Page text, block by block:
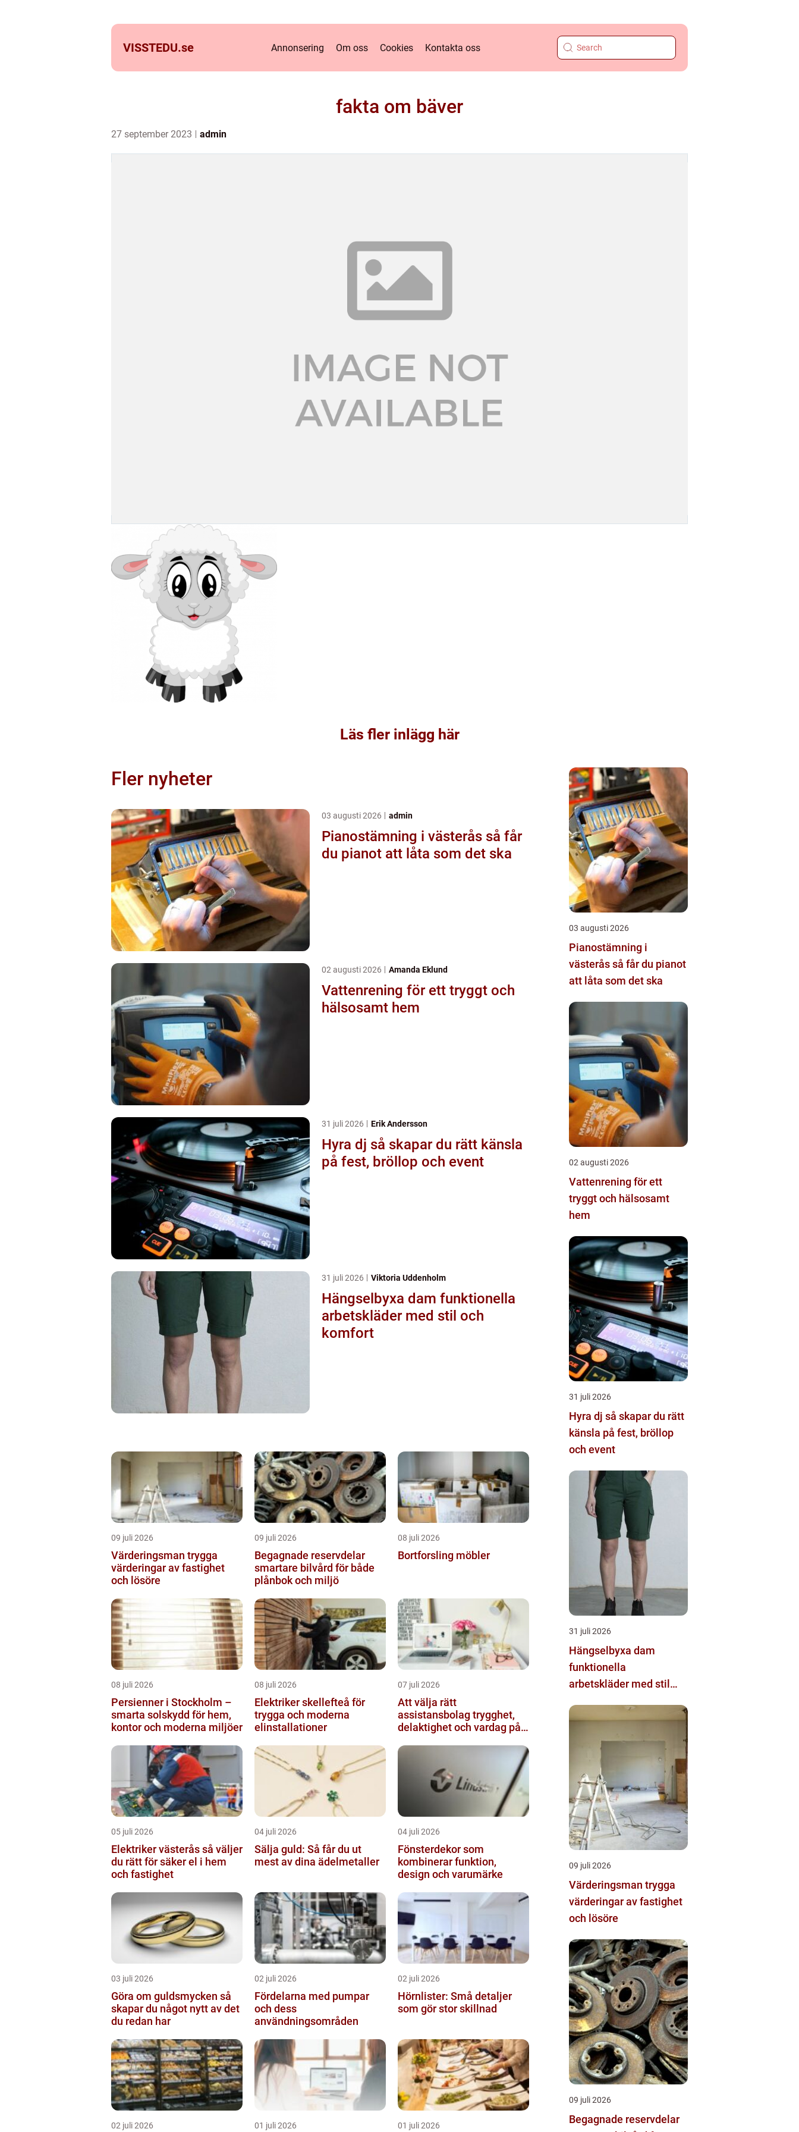
VISSTEDU.se Annonsering Om oss Cookies Kontakta oss
fakta om bäver
27 september 2023 admin
Läs fler inlägg här
Fler nyheter
03 augusti 2026 admin
Pianostämning i västerås så får
du pianot att låta som det ska
02 augusti 2026 Amanda Eklund
Vattenrening för ett tryggt och
hälsosamt hem
31 juli 2026 Erik Andersson
Hyra dj så skapar du rätt känsla
på fest, bröllop och event
31 juli 2026 Viktoria Uddenholm
Hängselbyxa dam funktionella
arbetskläder med stil och
komfort
09 juli 2026
Värderingsman trygga
värderingar av fastighet
och lösöre
09 juli 2026
Begagnade reservdelar
smartare bilvård för både
plånbok och miljö
08 juli 2026
Bortforsling möbler
08 juli 2026
Persienner i Stockholm –
smarta solskydd för hem,
kontor och moderna miljöer
08 juli 2026
Elektriker skellefteå för
trygga och moderna
elinstallationer
07 juli 2026
Att välja rätt
assistansbolag trygghet,
delaktighet och vardag på
05 juli 2026
Elektriker västerås så väljer
du rätt för säker el i hem
och fastighet
04 juli 2026
Sälja guld: Så får du ut
mest av dina ädelmetaller
04 juli 2026
Fönsterdekor som
kombinerar funktion,
design och varumärke
03 juli 2026
Göra om guldsmycken så
skapar du något nytt av det
du redan har
02 juli 2026
Fördelarna med pumpar
och dess
användningsområden
02 juli 2026
Hörnlister: Små detaljer
som gör stor skillnad
02 juli 2026 01 juli 2026 01 juli 2026
03 augusti 2026
Pianostämning i
västerås så får du pianot
att låta som det ska
02 augusti 2026
Vattenrening för ett
tryggt och hälsosamt
hem
31 juli 2026
Hyra dj så skapar du rätt
känsla på fest, bröllop
och event
31 juli 2026
Hängselbyxa dam
funktionella
arbetskläder med stil
09 juli 2026
Värderingsman trygga
värderingar av fastighet
och lösöre
09 juli 2026
Begagnade reservdelar